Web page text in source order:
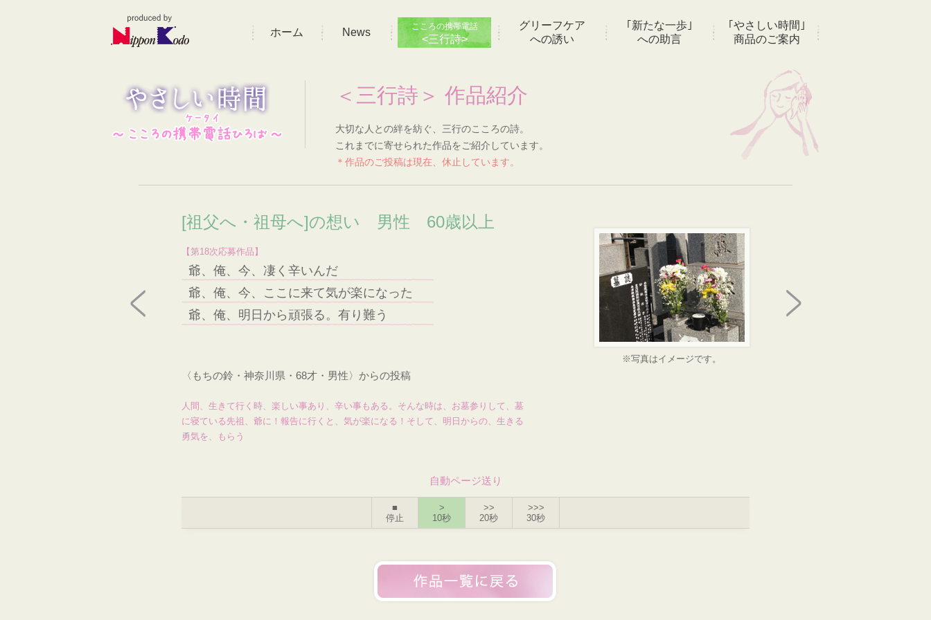
ホーム News こころの携帯電話
<三行詩>
グリーフケア
への誘い
｢新たな一歩｣
への助言
｢やさしい時間｣
商品のご案内
＜三行詩＞ 作品紹介
大切な人との絆を紡ぐ、三行のこころの詩。
これまでに寄せられた作品をご紹介しています。
＊作品のご投稿は現在、休止しています。
[祖父へ・祖母へ]の想い 男性 60歳以上
【第18次応募作品】
爺、俺、今、凄く辛いんだ
爺、俺、今、ここに来て気が楽になった
爺、俺、明日から頑張る。有り難う
※写真はイメージです。
〈もちの鈴・神奈川県・68才・男性〉からの投稿
人間、生きて行く時、楽しい事あり、辛い事もある。そんな時は、お墓参りして、墓
に寝ている先祖、爺に！報告に行くと、気が楽になる！そして、明日からの、生きる
勇気を、もらう
自動ページ送り
■
停止
>
10秒
>>
20秒
>>>
30秒